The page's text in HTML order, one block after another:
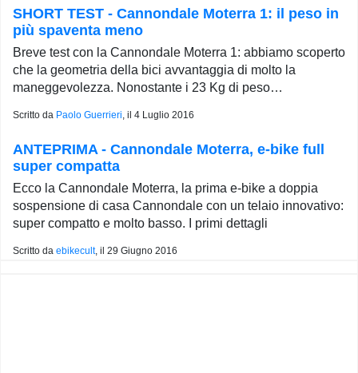
SHORT TEST - Cannondale Moterra 1: il peso in
più spaventa meno
Breve test con la Cannondale Moterra 1: abbiamo scoperto
che la geometria della bici avvantaggia di molto la
maneggevolezza. Nonostante i 23 Kg di peso…
Scritto da Paolo Guerrieri, il 4 Luglio 2016
ANTEPRIMA - Cannondale Moterra, e-bike full
super compatta
Ecco la Cannondale Moterra, la prima e-bike a doppia
sospensione di casa Cannondale con un telaio innovativo:
super compatto e molto basso. I primi dettagli
Scritto da ebikecult, il 29 Giugno 2016